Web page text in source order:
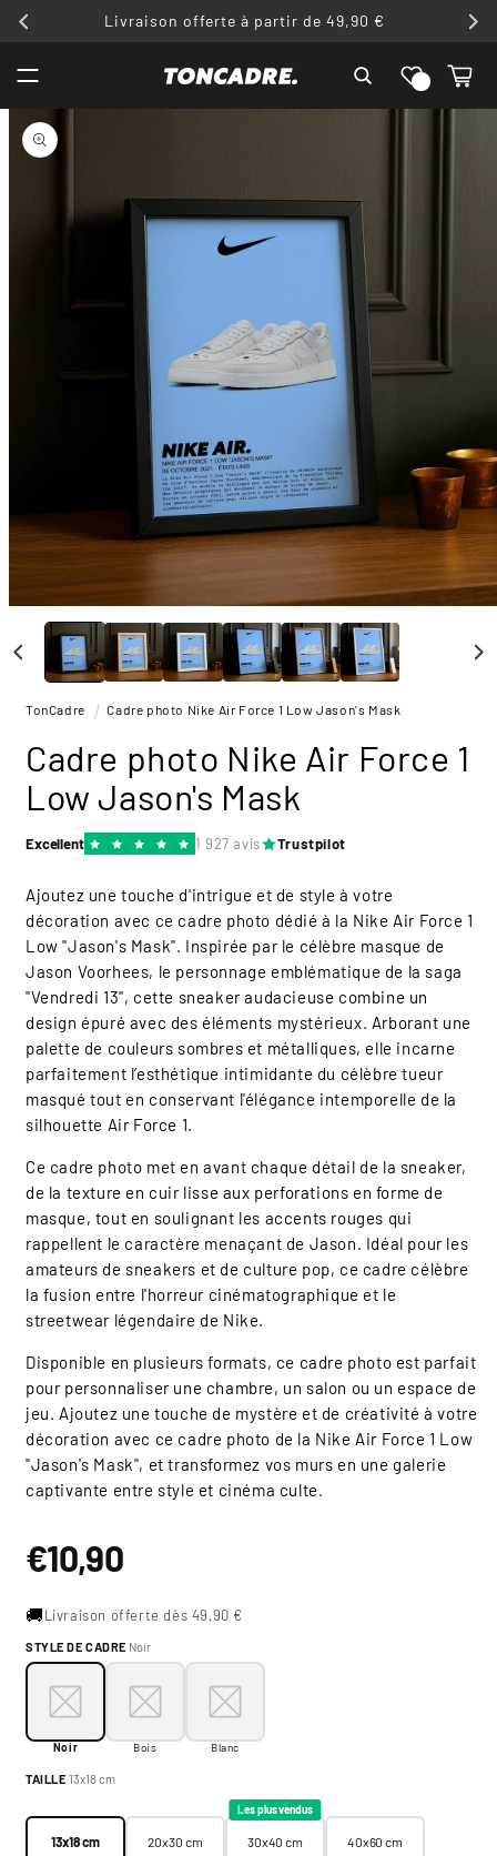
Livraison offerte à partir de 49,90 €
Liste de
souhaits
Panier
PASSER AUX
INFORMATIONS
PRODUITS
média
fenêtre
TonCadre Cadre photo Nike Air Force 1 Low Jason's Mask
Cadre photo Nike Air Force 1
Low Jason's Mask
Excellent 1 927 avis Trustpilot
Ajoutez une touche d'intrigue et de style à votre
décoration avec ce cadre photo dédié à la Nike Air Force 1
Low "Jason's Mask". Inspirée par le célèbre masque de
Jason Voorhees, le personnage emblématique de la saga
"Vendredi 13", cette sneaker audacieuse combine un
design épuré avec des éléments mystérieux. Arborant une
palette de couleurs sombres et métalliques, elle incarne
parfaitement l’esthétique intimidante du célèbre tueur
masqué tout en conservant l'élégance intemporelle de la
silhouette Air Force 1.
Ce cadre photo met en avant chaque détail de la sneaker,
de la texture en cuir lisse aux perforations en forme de
masque, tout en soulignant les accents rouges qui
rappellent le caractère menaçant de Jason. Idéal pour les
amateurs de sneakers et de culture pop, ce cadre célèbre
la fusion entre l'horreur cinématographique et le
streetwear légendaire de Nike.
Disponible en plusieurs formats, ce cadre photo est parfait
pour personnaliser une chambre, un salon ou un espace de
jeu. Ajoutez une touche de mystère et de créativité à votre
décoration avec ce cadre photo de la Nike Air Force 1 Low
"Jason's Mask", et transformez vos murs en une galerie
captivante entre style et cinéma culte.
Prix
habituel
€10,90
🚚Livraison offerte dès 49,90 €
Style de cadre:
Noir Bois Blanc
20x30 cm 30x40 cm
STYLE DE CADRE Noir
Noir Bois Blanc
TAILLE 13x18 cm
13x18 cm 20x30 cm
Les plus vendus
30x40 cm 40x60 cm